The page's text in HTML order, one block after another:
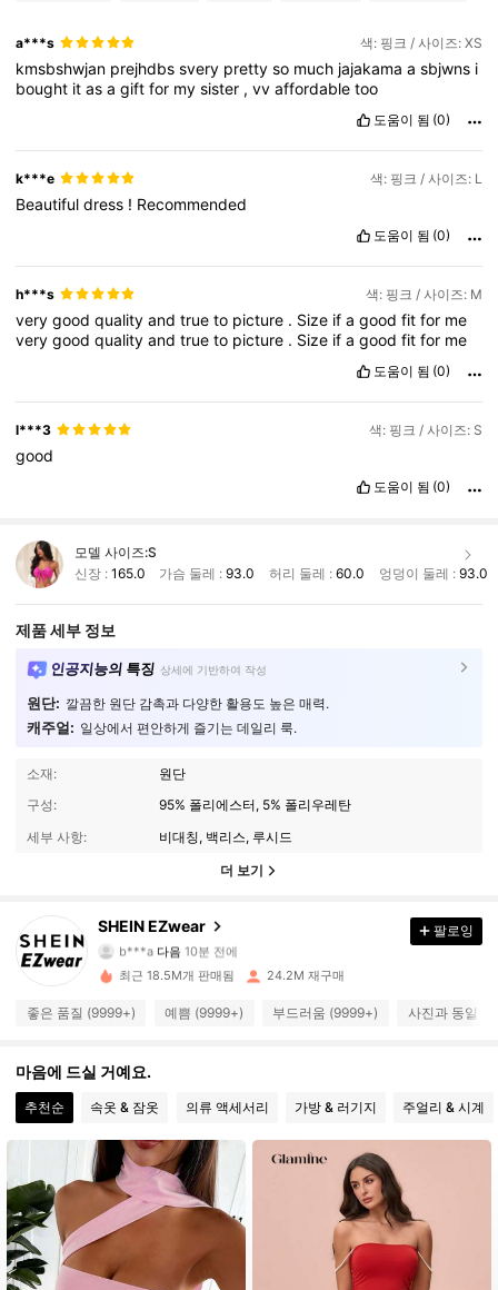
a***s 색: 핑크 / 사이즈: XS
kmsbshwjan prejhdbssvery prettyso much jajakamaasbjwns i
bought itasagiftfor mysister ,vvaffordabletoo
도움이 됨 (0)
k***e 색: 핑크 / 사이즈: L
Beautifuldress ! Recommended
도움이 됨 (0)
h***s 색: 핑크 / 사이즈: M
verygoodqualityandtrueto picture . Size ifagoodfitfor me
verygoodqualityandtrueto picture . Size ifagoodfitfor me
도움이 됨 (0)
l***3 색: 핑크 / 사이즈: S
good
도움이 됨 (0)
모델 사이즈:S
신장 : 165.0 가슴 둘레 :93.0 허리 둘레 : 60.0 엉덩이 둘레 : 93.0
제품 세부 정보
인공지능의 특징 상세에 기반하여 작성
원단: 깔끔한 원단 감촉과 다양한 활용도 높은 매력.
캐주얼: 일상에서 편안하게 즐기는 데일리 룩.
소재:
원단
구성:
95% 폴리에스터, 5% 폴리우레탄
세부 사항:
비대칭, 백리스, 루시드
더 보기
SHEIN EZwear
a***l가 탐색 중입니다
4.91
1.9M 팔로워
4.91 1.9M 팔로워
4.91 1.9M 팔로워
1.9M 팔로워
팔로잉
최근 18.5M개 판매됨 24.2M 재구매
좋은 품질 (9999+) 예쁨 (9999+) 부드러움 (9999+) 사진과 동일
마음에 드실 거예요.
추천순 속옷 & 잠옷 의류 액세서리 가방 & 러기지 주얼리 & 시계